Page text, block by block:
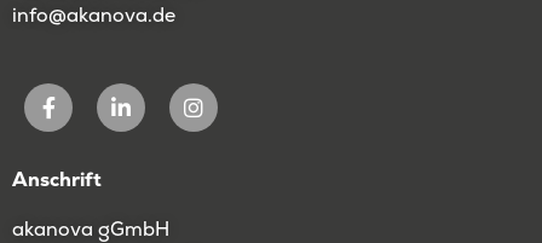
info@akanova.de
Anschrift
akanova gGmbH